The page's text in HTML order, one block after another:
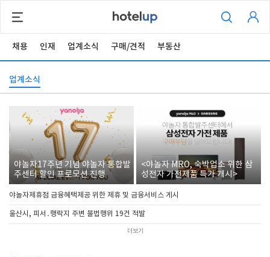
채용 인재 업계소식 구매/견적 부동산
업계소식
야놀자17주년 기념 야놀자 통합발
주센터 할인 프로모션 진행
<야놀자 MRO, 숙박업소 위한 삼
성전자 가전제품 특가 개시>
야놀자제휴점 금융혜택제공 위한 제휴 및 금융서비스 게시
울산시, 피서․행락지 주변 불법행위 19건 적발
더보기